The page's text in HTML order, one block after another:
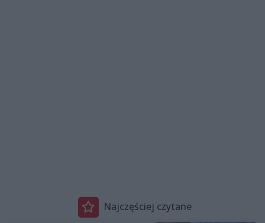
Najczęściej czytane